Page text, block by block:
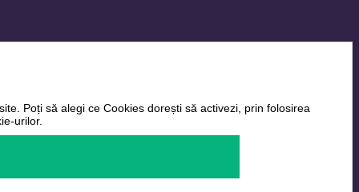
Poți să alegi ce Cookies dorești să activezi, prin folosirea
urilor.